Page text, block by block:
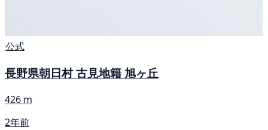
公式
長野県朝日村 古見地籍 旭ヶ丘
426 m
2年前